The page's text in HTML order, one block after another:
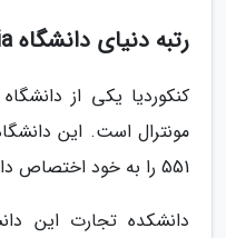
رتبه دنیای دانشگاه Concordia
کنکوردیا یکی از
551 را به خود اختصاص داده.